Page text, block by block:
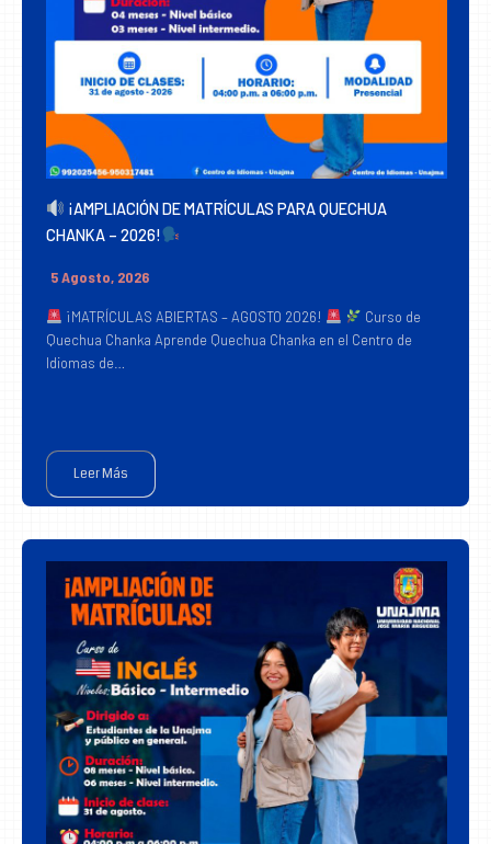
¡AMPLIACIÓN DE MATRÍCULAS PARA QUECHUA
CHANKA – 2026!
5 Agosto, 2026
¡MATRÍCULAS ABIERTAS – AGOSTO 2026!
Curso de
Quechua Chanka Aprende Quechua Chanka en el Centro de
Idiomas de…
Leer Más